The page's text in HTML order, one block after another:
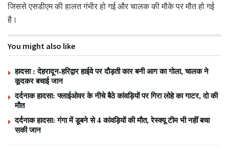
जिससे एसडीएम की हालत गंभीर हो गई और चालक की मौके पर मौत हो गई
है।
You might also like
हादसा : देहरादून-हरिद्वार हाईवे पर दौड़ती कार बनी आग का गोला, चालक ने
कूदकर बचाई जान
दर्दनाक हादसा: फ्लाईओवर के नीचे बैठे कांवड़ियों पर गिरा लोहे का गाटर, दो की
मौत
दर्दनाक हादसा: गंगा में डूबने से 4 कांवड़ियों की मौत, रेस्क्यू टीम भी नहीं बचा
सकी जान